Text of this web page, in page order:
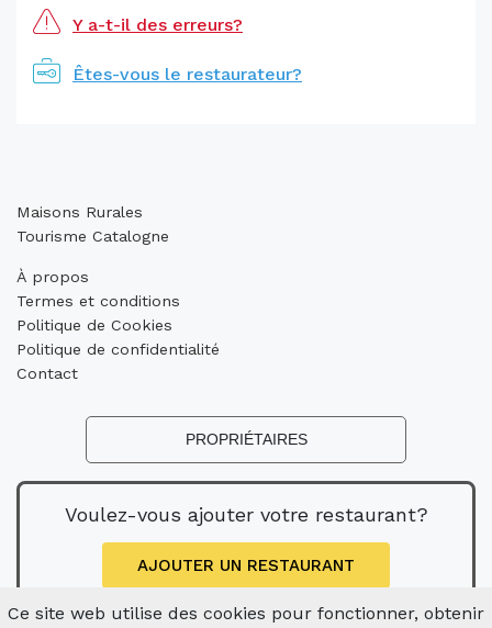
Y a-t-il des erreurs?
Êtes-vous le restaurateur?
Maisons Rurales
Tourisme Catalogne
À propos
Termes et conditions
Politique de Cookies
Politique de confidentialité
Contact
PROPRIÉTAIRES
Voulez-vous ajouter votre restaurant?
AJOUTER UN RESTAURANT
Ce site web utilise des cookies pour fonctionner, obtenir